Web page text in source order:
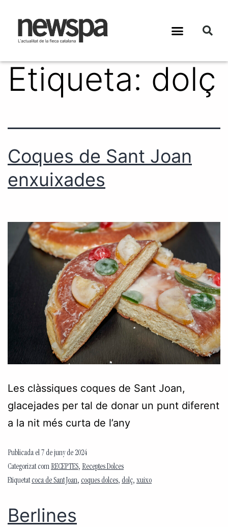
Etiqueta: dolç
Coques de Sant Joan
enxuixades
Les clàssiques coques de Sant Joan,
glacejades per tal de donar un punt diferent
a la nit més curta de l’any
Publicada el 7 de juny de 2024
Categorizat com RECEPTES, Receptes Dolces
Etiquetatcoca de Sant Joan, coques dolces, dolç, xuixo
Berlines